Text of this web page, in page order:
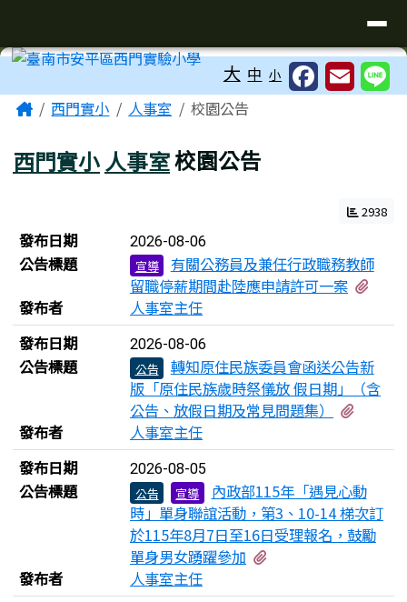
工具列 大 中 小
主內容區域
Home西門實小 人事室 校園公告
西門實小 人事室校園公告
2938
新聞列表
發布日期 2026-08-06
公告標題 宣導
有關公務員及兼任行政職務教師
留職停薪期間赴陸應申請許可一案
發布者
人事室主任
發布日期
2026-08-06
公告標題 公告
轉知原住民族委員會函送公告新
版「原住民族歲時祭儀放 假日期」（含
公告、放假日期及常見問題集）
發布者
人事室主任
發布日期
2026-08-05
公告標題 公告 宣導
內政部115年「遇見心動
時」單身聯誼活動，第3、10-14 梯次訂
於115年8月7日至16日受理報名，鼓勵
單身男女踴躍參加
發布者
人事室主任
頁尾區域